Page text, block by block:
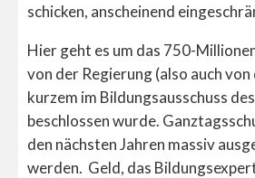
schicken, anscheinend
Hier geht es um das 750-
von der Regierung (also auch von
kurzem im Bildungsausschuss
beschlossen wurde.
den nächsten Jahren massiv
werden. Geld, das